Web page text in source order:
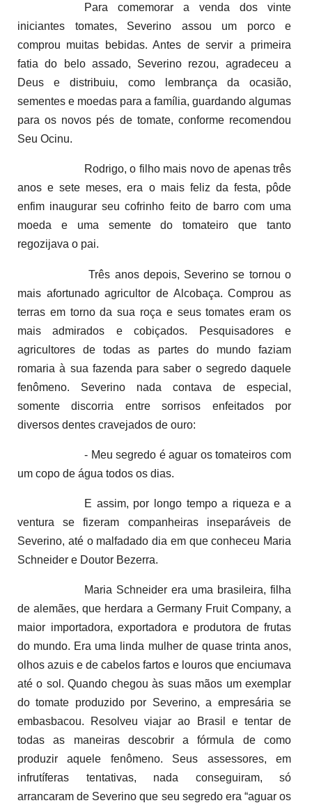
Para comemorar a venda dos vinte
iniciantes tomates, Severino assou um porco e
comprou muitas bebidas. Antes de servir a primeira
fatia do belo assado, Severino rezou, agradeceu a
Deus e distribuiu, como lembrança da ocasião,
sementes e moedas para a família, guardando algumas
para os novos pés de tomate, conforme recomendou
Seu Ocinu.
Rodrigo, o filho mais novo de apenas três
anos e sete meses, era o mais feliz da festa, pôde
enfim inaugurar seu cofrinho feito de barro com uma
moeda e uma semente do tomateiro que tanto
regozijava o pai.
Três anos depois, Severino se tornou o
mais afortunado agricultor de Alcobaça. Comprou as
terras em torno da sua roça e seus tomates eram os
mais admirados e cobiçados. Pesquisadores e
agricultores de todas as partes do mundo faziam
romaria à sua fazenda para saber o segredo daquele
fenômeno. Severino nada contava de especial,
somente discorria entre sorrisos enfeitados por
diversos dentes cravejados de ouro:
- Meu segredo é aguar os tomateiros com
um copo de água todos os dias.
E assim, por longo tempo a riqueza e a
ventura se fizeram companheiras inseparáveis de
Severino, até o malfadado dia em que conheceu Maria
Schneider e Doutor Bezerra.
Maria Schneider era uma brasileira, filha
de alemães, que herdara a Germany Fruit Company, a
maior importadora, exportadora e produtora de frutas
do mundo. Era uma linda mulher de quase trinta anos,
olhos azuis e de cabelos fartos e louros que enciumava
até o sol. Quando chegou às suas mãos um exemplar
do tomate produzido por Severino, a empresária se
embasbacou. Resolveu viajar ao Brasil e tentar de
todas as maneiras descobrir a fórmula de como
produzir aquele fenômeno. Seus assessores, em
infrutíferas tentativas, nada conseguiram, só
arrancaram de Severino que seu segredo era “aguar os